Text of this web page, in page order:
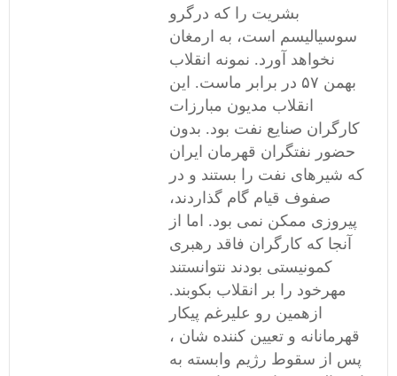
بشریت را که درگرو
سوسیالیسم است، به ارمغان
نخواهد آورد. نمونه انقلاب
بهمن ۵۷ در برابر ماست. این
انقلاب مدیون مبارزات
کارگران صنایع نفت بود. بدون
حضور نفتگران قهرمان ایران
که شیرهای نفت را بستند و در
صفوف قیام گام گذاردند،
پیروزی ممکن نمی بود. اما از
آنجا که کارگران فاقد رهبری
کمونیستی بودند نتوانستند
مهرخود را بر انقلاب بکوبند.
ازهمین رو علیرغم پیکار
قهرمانانه و تعیین کننده شان ،
پس از سقوط رژیم وابسته به